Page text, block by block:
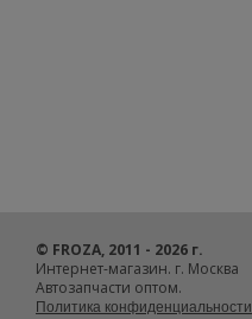
© FROZA, 2011 - 2026 г.
Интернет-магазин. г. Москва
Автозапчасти оптом.
Политика конфиденциальности